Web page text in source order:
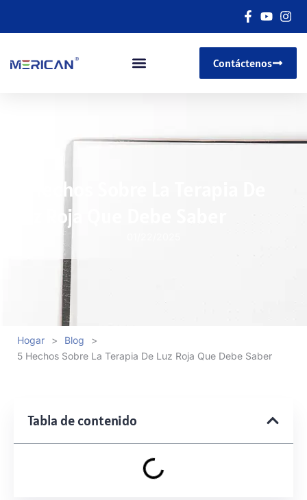
Contáctenos
5 Hechos Sobre La Terapia De
Luz Roja Que Debe Saber
Hogar > Blog
>
5 Hechos Sobre La Terapia De Luz Roja Que Debe Saber
Tabla de contenido